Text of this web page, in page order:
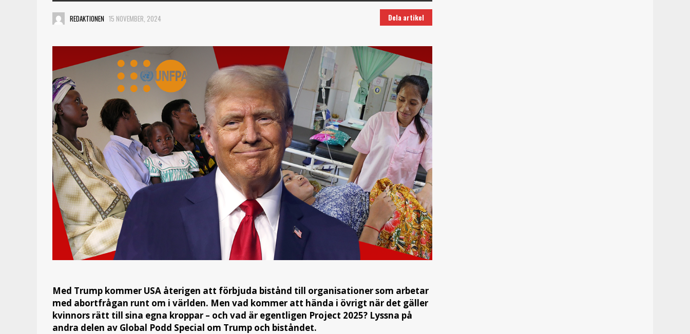
REDAKTIONEN 15 NOVEMBER, 2024 Dela artikel
Med Trump kommer USA återigen att förbjuda bistånd till organisationer som arbetar
med abortfrågan runt om i världen. Men vad kommer att hända i övrigt när det gäller
kvinnors rätt till sina egna kroppar – och vad är egentligen Project 2025? Lyssna på
andra delen av Global Podd Special om Trump och biståndet.